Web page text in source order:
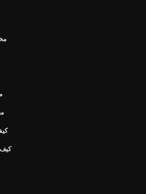
مخطط
كيف